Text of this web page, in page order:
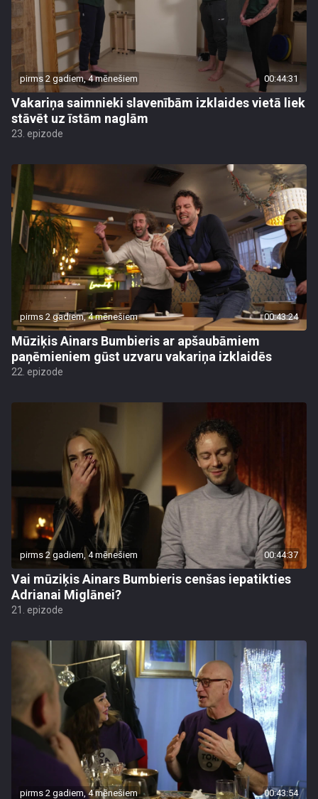
pirms 2 gadiem, 4 mēnešiem 00:44:31
Vakariņa saimnieki slavenībām izklaides vietā liek
stāvēt uz īstām naglām
23. epizode
pirms 2 gadiem, 4 mēnešiem 00:43:24
Mūziķis Ainars Bumbieris ar apšaubāmiem
paņēmieniem gūst uzvaru vakariņa izklaidēs
22. epizode
pirms 2 gadiem, 4 mēnešiem 00:44:37
Vai mūziķis Ainars Bumbieris cenšas iepatikties
Adrianai Miglānei?
21. epizode
pirms 2 gadiem, 4 mēnešiem 00:43:54